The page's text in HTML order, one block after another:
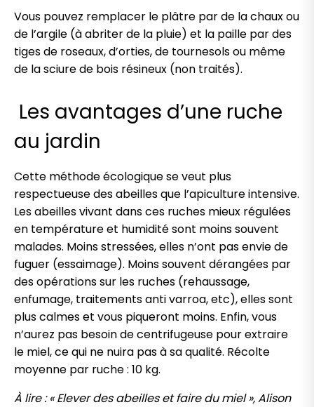
Vous pouvez remplacer le plâtre par de la chaux ou
de l’argile (à abriter de la pluie) et la paille par des
tiges de roseaux, d’orties, de tournesols ou même
de la sciure de bois résineux (non traités).
Les avantages d’une ruche
au jardin
Cette méthode écologique se veut plus
respectueuse des abeilles que l’apiculture intensive.
Les abeilles vivant dans ces ruches mieux régulées
en température et humidité sont moins souvent
malades. Moins stressées, elles n’ont pas envie de
fuguer (essaimage). Moins souvent dérangées par
des opérations sur les ruches (rehaussage,
enfumage, traitements anti varroa, etc), elles sont
plus calmes et vous piqueront moins. Enfin, vous
n’aurez pas besoin de centrifugeuse pour extraire
le miel, ce qui ne nuira pas à sa qualité. Récolte
moyenne par ruche : 10 kg.
À lire : « Elever des abeilles et faire du miel », Alison